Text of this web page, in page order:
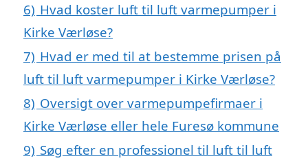
6) Hvad koster luft til luft varmepumper i
Kirke Værløse?
7) Hvad er med til at bestemme prisen på
luft til luft varmepumper i Kirke Værløse?
8) Oversigt over varmepumpefirmaer i
Kirke Værløse eller hele Furesø kommune
9) Søg efter en professionel til luft til luft